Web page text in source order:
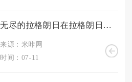
无尽的拉格朗日在拉格朗日中区域跳跃有哪些方法和技巧
来源：米咔网
时间：07-11